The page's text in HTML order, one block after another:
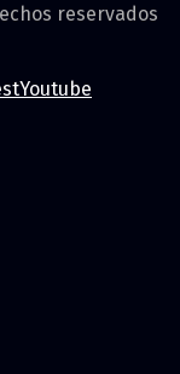
reservados
Youtube